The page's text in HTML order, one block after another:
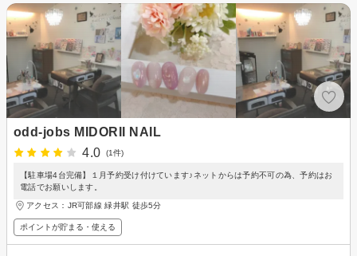
odd-jobs MIDORII NAIL
4.0
(1件)
【駐車場4台完備】１月予約受け付けています♪ネットからは予約不可の為、予約はお
電話でお願いします。
アクセス：JR可部線 緑井駅 徒歩5分
ポイントが貯まる・使える